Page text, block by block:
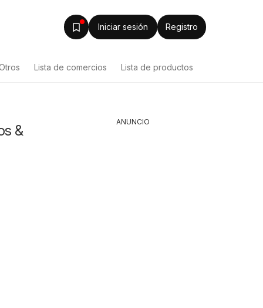
Iniciar sesión Registro
Lista de comercios Lista de productos
&
ANUNCIO